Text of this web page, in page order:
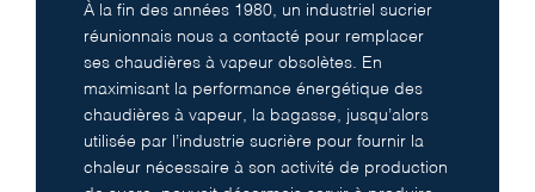
À la fin des années 1980, un industriel sucrier
réunionnais nous a contacté pour remplacer
ses chaudières à vapeur obsolètes. En
maximisant la performance énergétique des
chaudières à vapeur, la bagasse, jusqu’alors
utilisée par l’industrie sucrière pour fournir la
chaleur nécessaire à son activité de production